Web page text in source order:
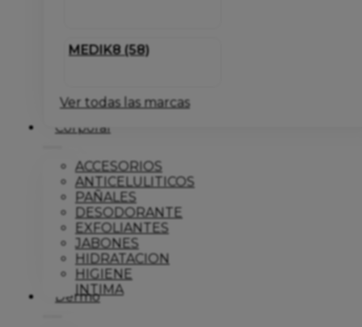
MEDIK8 (58)
Ver todas las marcas
Corporal
ACCESORIOS
ANTICELULITICOS
PAÑALES
DESODORANTE
EXFOLIANTES
JABONES
HIDRATACION
HIGIENE
INTIMA
Dermo